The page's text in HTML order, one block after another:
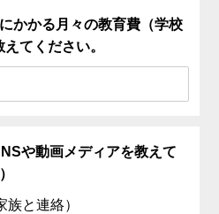
かかる月々の教育費（学校
てください。
や動画メディアを教えて
族と連絡）